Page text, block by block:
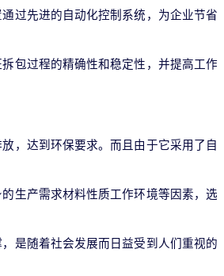
过先进的自动化控制系统，为企业节省
包过程的精确性和稳定性，并提高工作
，达到环保要求。而且由于它采用了自
生产需求材料性质工作环境等因素，选
是随着社会发展而日益受到人们重视的